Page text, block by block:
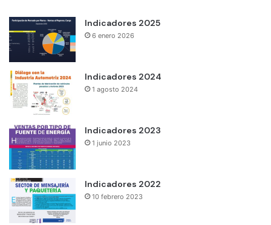
Indicadores 2025
6 enero 2026
Indicadores 2024
1 agosto 2024
Indicadores 2023
1 junio 2023
Indicadores 2022
10 febrero 2023